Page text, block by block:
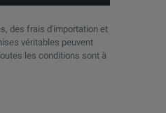
des frais d'importation et
véritables peuvent
les conditions sont à